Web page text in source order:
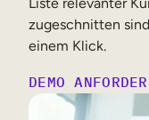
Liste relevanter
zugeschnitten
einem Klick.
DEMO